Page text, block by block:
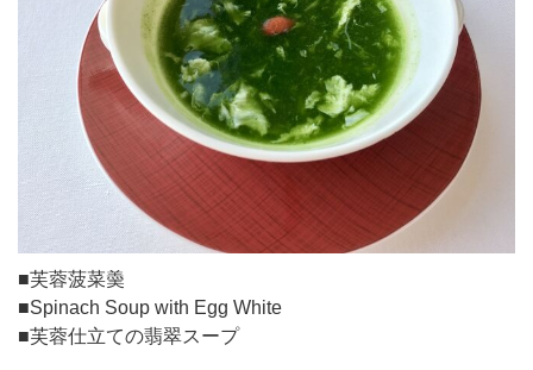
■芙蓉菠菜羮
■Spinach Soup with Egg White
■芙蓉仕立ての翡翠スープ